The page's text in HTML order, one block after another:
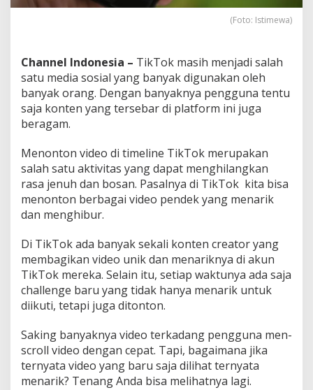
B
m
d
L
i
(Foto: Istimewa)
Channel Indonesia – TikTok masih menjadi salah
satu media sosial yang banyak digunakan oleh
banyak orang. Dengan banyaknya pengguna tentu
saja konten yang tersebar di platform ini juga
beragam.
Menonton video di timeline TikTok merupakan
salah satu aktivitas yang dapat menghilangkan
rasa jenuh dan bosan. Pasalnya di TikTok kita bisa
menonton berbagai video pendek yang menarik
dan menghibur.
Di TikTok ada banyak sekali konten creator yang
membagikan video unik dan menariknya di akun
TikTok mereka. Selain itu, setiap waktunya ada saja
challenge baru yang tidak hanya menarik untuk
diikuti, tetapi juga ditonton.
Saking banyaknya video terkadang pengguna men-
scroll video dengan cepat. Tapi, bagaimana jika
ternyata video yang baru saja dilihat ternyata
menarik? Tenang Anda bisa melihatnya lagi.